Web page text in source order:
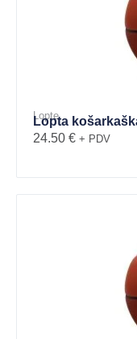
Lopte
Lopta
24.50 € + PDV